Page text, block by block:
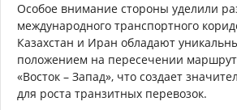
Особое внимание стороны уделили
международного транспортного
Казахстан и Иран обладают
положением на пересечении
«Восток – Запад», что создает
для роста транзитных перевозок.